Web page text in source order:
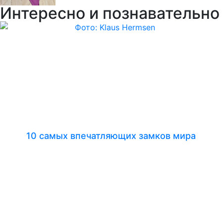
Интересно и познавательно
10 самых впечатляющих замков мира